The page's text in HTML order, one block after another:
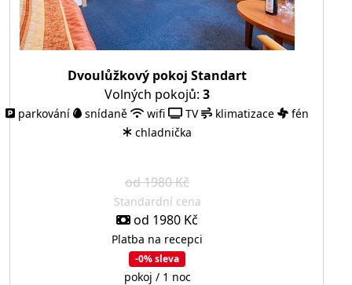
Dvoulůžkový pokoj Standart
Volných pokojů: 3
parkování snídaně wifi TV klimatizace
fén
chladnička
od 1980 Kč
Standardní cena
od 1980 Kč
Platba na recepci
-0% sleva
pokoj / 1 noc